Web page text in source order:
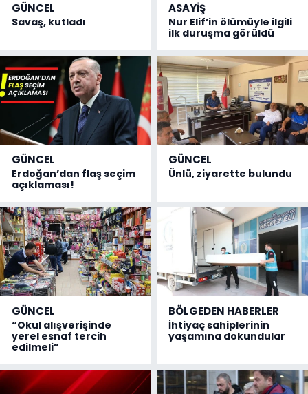
GÜNCEL
Savaş, kutladı
ASAYİŞ
Nur Elif’in ölümüyle ilgili
ilk duruşma görüldü
GÜNCEL
Erdoğan’dan flaş seçim
açıklaması!
GÜNCEL
Ünlü, ziyarette bulundu
GÜNCEL
“Okul alışverişinde
yerel esnaf tercih
edilmeli”
BÖLGEDEN HABERLER
İhtiyaç sahiplerinin
yaşamına dokundular